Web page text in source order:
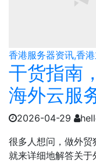
香港服务器资讯,香
干货指南
海外云服
2026-04-29
很多人想问，做外
就来详细地解答关